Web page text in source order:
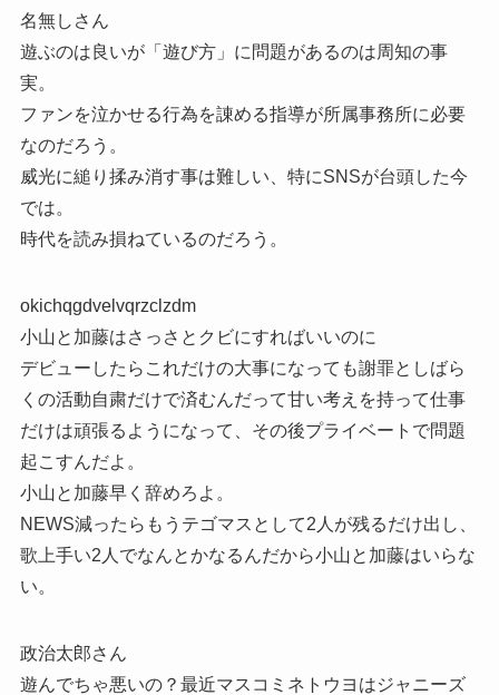
名無しさん
遊ぶのは良いが「遊び方」に問題があるのは周知の事
実。
ファンを泣かせる行為を諌める指導が所属事務所に必要
なのだろう。
威光に縋り揉み消す事は難しい、特にSNSが台頭した今
では。
時代を読み損ねているのだろう。
okichqgdvelvqrzclzdm
小山と加藤はさっさとクビにすればいいのに
デビューしたらこれだけの大事になっても謝罪としばら
くの活動自粛だけで済むんだって甘い考えを持って仕事
だけは頑張るようになって、その後プライベートで問題
起こすんだよ。
小山と加藤早く辞めろよ。
NEWS減ったらもうテゴマスとして2人が残るだけ出し、
歌上手い2人でなんとかなるんだから小山と加藤はいらな
い。
政治太郎さん
遊んでちゃ悪いの？最近マスコミネトウヨはジャニーズ